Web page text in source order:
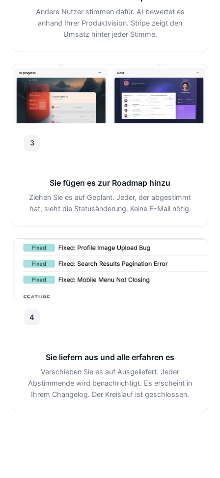
Andere Nutzer stimmen dafür. AI bewertet es
anhand Ihrer Produktvision. Stripe zeigt den
Umsatz hinter jeder Stimme.
3
Sie fügen es zur Roadmap hinzu
Ziehen Sie es auf Geplant. Jeder, der abgestimmt
hat, sieht die Statusänderung. Keine E-Mail nötig.
4
Sie liefern aus und alle erfahren es
Verschieben Sie es auf Ausgeliefert. Jeder
Abstimmende wird benachrichtigt. Es erscheint in
Ihrem Changelog. Der Kreislauf ist geschlossen.